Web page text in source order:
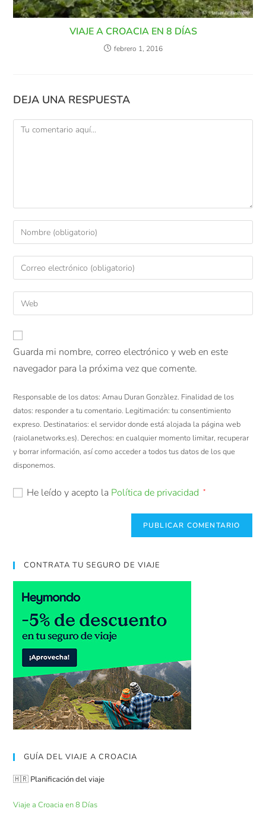
VIAJE A CROACIA EN 8 DÍAS
febrero 1, 2016
DEJA UNA RESPUESTA
Guarda mi nombre, correo electrónico y web en este
navegador para la próxima vez que comente.
Responsable de los datos: Arnau Duran Gonzàlez. Finalidad de los
datos: responder a tu comentario. Legitimación: tu consentimiento
expreso. Destinatarios: el servidor donde está alojada la página web
(raiolanetworks.es). Derechos: en cualquier momento limitar, recuperar
y borrar información, así como acceder a todos tus datos de los que
disponemos.
He leído y acepto la Política de privacidad *
CONTRATA TU SEGURO DE VIAJE
GUÍA DEL VIAJE A CROACIA
🇭🇷 Planificación del viaje
Viaje a Croacia en 8 Días